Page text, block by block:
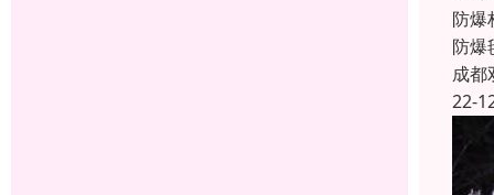
防爆
防爆
成都
22-